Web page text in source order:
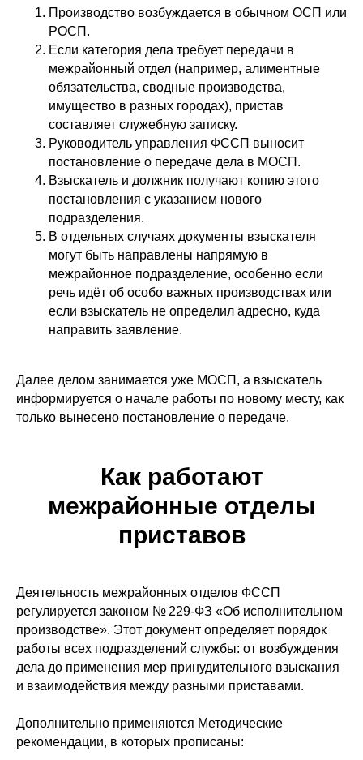
Производство возбуждается в обычном ОСП или
РОСП.
Если категория дела требует передачи в
межрайонный отдел (например, алиментные
обязательства, сводные производства,
имущество в разных городах), пристав
составляет служебную записку.
Руководитель управления ФССП выносит
постановление о передаче дела в МОСП.
Взыскатель и должник получают копию этого
постановления с указанием нового
подразделения.
В отдельных случаях документы взыскателя
могут быть направлены напрямую в
межрайонное подразделение, особенно если
речь идёт об особо важных производствах или
если взыскатель не определил адресно, куда
направить заявление.
Далее делом занимается уже МОСП, а взыскатель
информируется о начале работы по новому месту, как
только вынесено постановление о передаче.
Как работают
межрайонные отделы
приставов
Деятельность межрайонных отделов ФССП
регулируется законом № 229-ФЗ «Об исполнительном
производстве». Этот документ определяет порядок
работы всех подразделений службы: от возбуждения
дела до применения мер принудительного взыскания
и взаимодействия между разными приставами.
Дополнительно применяются Методические
рекомендации, в которых прописаны: